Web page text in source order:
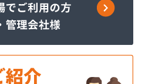
式会社 名古屋営業所
社 尾張営業所